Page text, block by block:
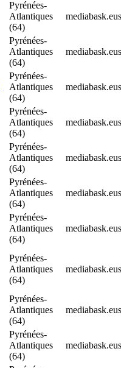
Pyrénées-
Atlantiques
(64)
mediabask.eus
Pyrénées-
Atlantiques
(64)
mediabask.eus
Pyrénées-
Atlantiques
(64)
mediabask.eus
Pyrénées-
Atlantiques
(64)
mediabask.eus
Pyrénées-
Atlantiques
(64)
mediabask.eus
Pyrénées-
Atlantiques
(64)
mediabask.eus
Pyrénées-
Atlantiques
(64)
mediabask.eus
Pyrénées-
Atlantiques
(64)
mediabask.eus
Pyrénées-
Atlantiques
(64)
mediabask.eus
Pyrénées-
Atlantiques
(64)
mediabask.eus